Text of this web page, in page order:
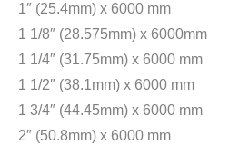
1″ (25.4mm) x 6000 mm
1 1/8″ (28.575mm) x 6000mm
1 1/4″ (31.75mm) x 6000 mm
1 1/2″ (38.1mm) x 6000 mm
1 3/4″ (44.45mm) x 6000 mm
2″ (50.8mm) x 6000 mm